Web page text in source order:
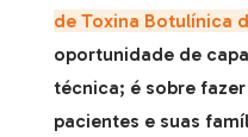
de Toxina Botulínica
oportunidade de
técnica; é sobre
pacientes e suas